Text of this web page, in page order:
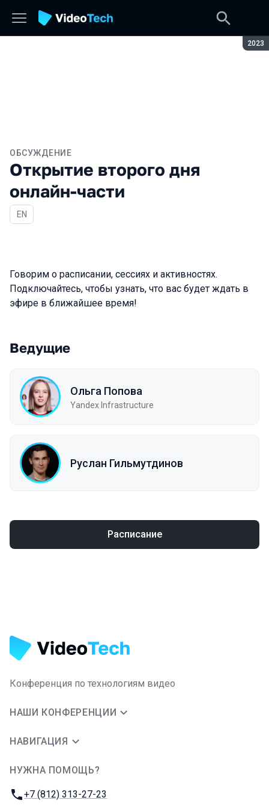
2023
ОБСУЖДЕНИЕ
Открытие второго дня
онлайн-части
На английском языке
EN
Говорим о расписании, сессиях и активностях.
Подключайтесь, чтобы узнать, что вас будет ждать в
эфире в ближайшее время!
Ведущие
Ольга Попова
Yandex Infrastructure
Руслан Гильмутдинов
Расписание
Конференция по технологиям видео
НАШИ КОНФЕРЕНЦИИ
НАВИГАЦИЯ
НУЖНА ПОМОЩЬ?
Телефон:
+7 (812) 313-27-23